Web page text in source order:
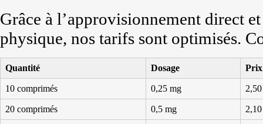
Grâce à l’approvisionnement direct
physique, nos tarifs sont optimisés.
Quantité Dosage
10 comprimés 0,25 mg
20 comprimés 0,5 mg